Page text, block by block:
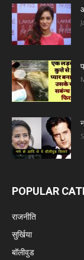
POPULAR
राजनीति
सुर्खिया
बॉलीवुड